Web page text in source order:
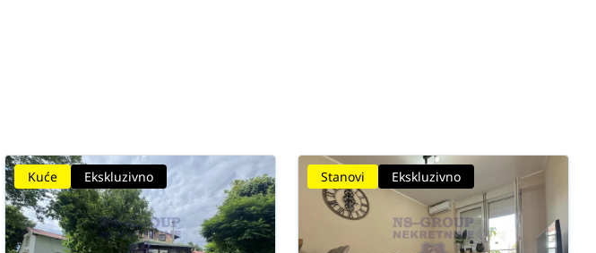
Kuće Ekskluzivno Stanovi Ekskluzivno